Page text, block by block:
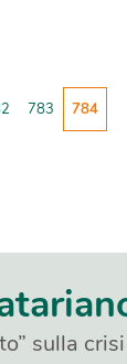
783 784
sulla